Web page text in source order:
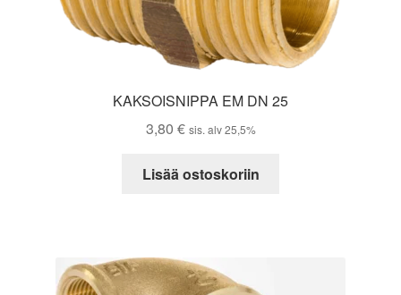
KAKSOISNIPPA EM DN 25
3,80 € sis. alv 25,5%
Lisää ostoskoriin